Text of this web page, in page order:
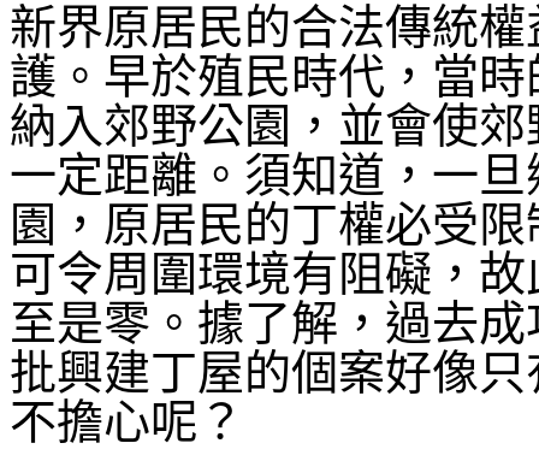
新界原居民的合法傳統
護。早於殖民時代，當
納入郊野公園，並會使
一定距離。須知道，一
園，原居民的丁權必受
可令周圍環境有阻礙，
至是零。據了解，過去
批興建丁屋的個案好像
不擔心呢？